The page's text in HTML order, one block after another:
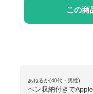
この商
あねるか(40代・男性)
ペン収納付きで